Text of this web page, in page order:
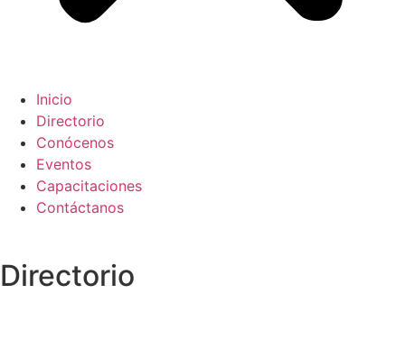
Inicio
Directorio
Conócenos
Eventos
Capacitaciones
Contáctanos
Directorio